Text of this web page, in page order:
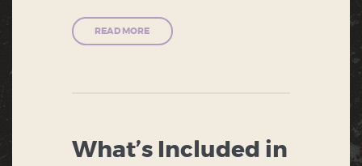
READ MORE
What’s Included in